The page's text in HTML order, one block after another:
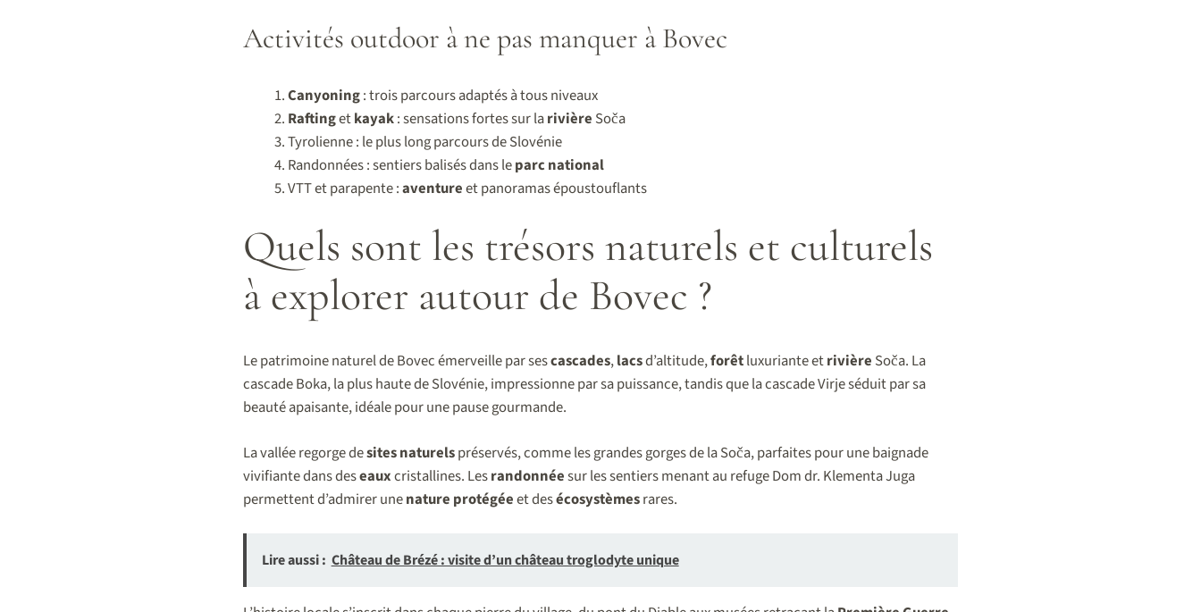
Activités outdoor à ne pas manquer à Bovec
Canyoning: trois parcours adaptés à tous niveaux
Raftingetkayak: sensations fortes sur larivière Soča
Tyrolienne : le plus long parcours de Slovénie
Randonnées : sentiers balisés dans leparc national
VTT et parapente :aventureet panoramas époustouflants
Quels sont les trésors naturels et culturels
à explorer autour de Bovec ?
Le patrimoine naturel de Bovec émerveille par sescascades,lacsd’altitude,forêtluxuriante etrivière Soča. La
cascade Boka, la plus haute de Slovénie, impressionne par sa puissance, tandis que la cascade Virje séduit par sa
beauté apaisante, idéale pour une pause gourmande.
La vallée regorge desites naturelspréservés, comme les grandes gorges de la Soča, parfaites pour une baignade
vivifiante dans deseauxcristallines. Lesrandonnéesur les sentiers menant au refuge Dom dr. Klementa Juga
permettent d’admirer unenature protégéeet desécosystèmesrares.
Lire aussi : Château de Brézé : visite d’un château troglodyte unique